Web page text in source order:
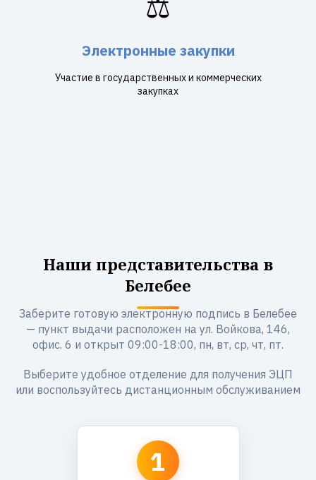
Электронные закупки
Участие в государственных и коммерческих
закупках
Наши представительства в
Белебее
Заберите готовую электронную подпись в Белебее
— пункт выдачи расположен на ул. Войкова, 146,
офис. 6 и открыт 09:00-18:00, пн, вт, ср, чт, пт.
Выберите удобное отделение для получения ЭЦП
или воспользуйтесь дистанционным обслуживанием
1